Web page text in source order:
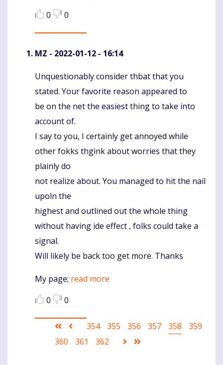
0
0
MZ - 2022-01-12 - 16:14
Komentaras
Unquestionably consider thbat that you
stated. Your favorite reason appeared to
be on the net the easiest thing to take into
account of.
I say to you, I certainly get annoyed while
other fokks thgink about worries that they
plainly do
not realize about. You managed to hit the nail
upoln the
highest and outlined out the whole thing
without having ide effect , folks could take a
signal.
Will likely be back too get more. Thanks
My page; read more
0
0
Pagination
First
page
Ankstesnis
puslapis
Puslapis
354 Puslapis
355 Puslapis
356 Puslapis
357
Current
358 Puslapis
359
Puslapis
360 Puslapis
361 Puslapis
362
Sekantis